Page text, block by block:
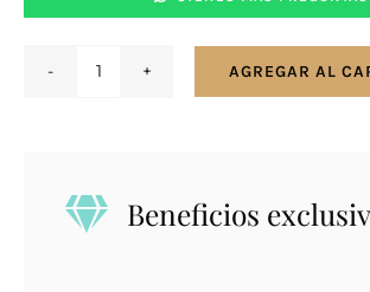
S-
AGREGAR AL
Beneficios